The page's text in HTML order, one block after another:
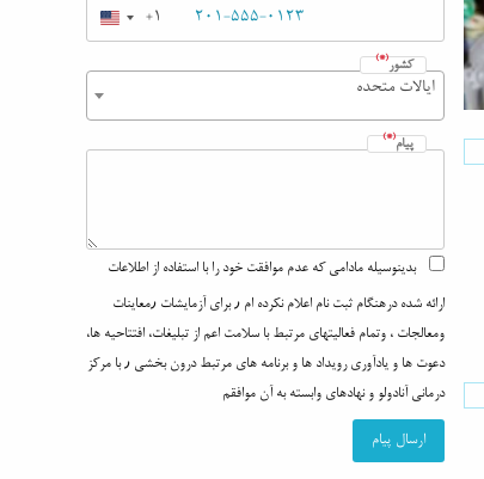
+1
کشور (*)
ایالات متحده
پیام(*)
بدینوسیله مادامی که عدم موافقت خود را با استفاده از اطلاعات
ارائه شده درهنگام ثبت نام اعلام نکرده ام ٫ برای آزمایشات ٫معاینات
ومعالجات ، وتمام فعالیتهای مرتبط با سلامت اعم از تبلیغات، افتتاحیه ها،
دعوت ها و یادآوری رویداد ها و برنامه های مرتبط درون بخشی ٫ با مرکز
درمانی آنادولو و نهادهای وابسته به آن موافقم